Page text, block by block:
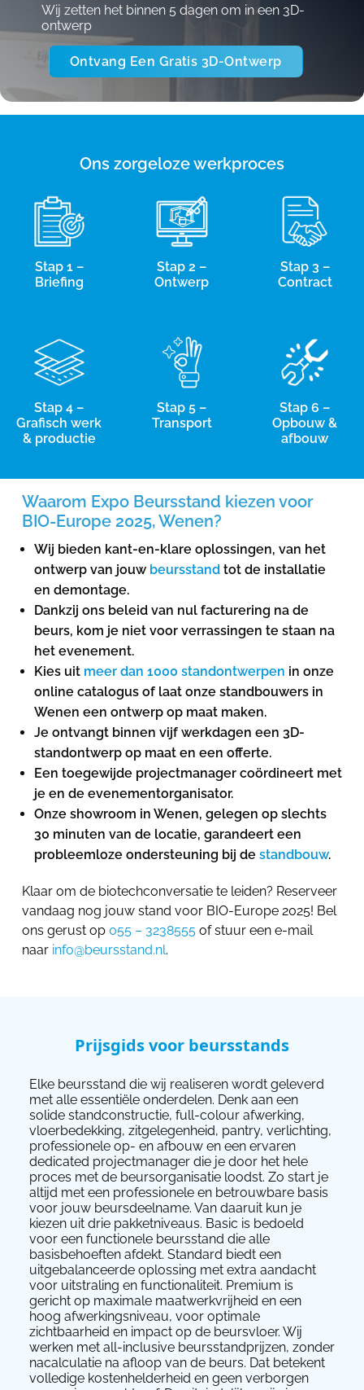
Wij zetten het binnen 5 dagen om in een 3D-
ontwerp
Ontvang Een Gratis 3D-Ontwerp
Ons zorgeloze werkproces
Stap 1 –
Briefing
Stap 2 –
Ontwerp
Stap 3 –
Contract
Stap 4 –
Grafisch werk
& productie
Stap 5 –
Transport
Stap 6 –
Opbouw &
afbouw
Waarom Expo Beursstand kiezen voor
BIO-Europe 2025, Wenen?
Wij bieden kant-en-klare oplossingen, van het
ontwerp van jouw beursstand tot de installatie
en demontage.
Dankzij ons beleid van nul facturering na de
beurs, kom je niet voor verrassingen te staan ​​na
het evenement.
Kies uit meer dan 1000 standontwerpen in onze
online catalogus of laat onze standbouwers in
Wenen een ontwerp op maat maken.
Je ontvangt binnen vijf werkdagen een 3D-
standontwerp op maat en een offerte.
Een toegewijde projectmanager coördineert met
je en de evenementorganisator.
Onze showroom in Wenen, gelegen op slechts
30 minuten van de locatie, garandeert een
probleemloze ondersteuning bij de standbouw.
Klaar om de biotechconversatie te leiden? Reserveer
vandaag nog jouw stand voor BIO-Europe 2025! Bel
ons gerust op 055 – 3238555 of stuur een e-mail
naar info@beursstand.nl.
Prijsgids voor beursstands
Elke beursstand die wij realiseren wordt geleverd
met alle essentiële onderdelen. Denk aan een
solide standconstructie, full-colour afwerking,
vloerbedekking, zitgelegenheid, pantry, verlichting,
professionele op- en afbouw en een ervaren
dedicated projectmanager die je door het hele
proces met de beursorganisatie loodst. Zo start je
altijd met een professionele en betrouwbare basis
voor jouw beursdeelname. Van daaruit kun je
kiezen uit drie pakketniveaus. Basic is bedoeld
voor een functionele beursstand die alle
basisbehoeften afdekt. Standard biedt een
uitgebalanceerde oplossing met extra aandacht
voor uitstraling en functionaliteit. Premium is
gericht op maximale maatwerkvrijheid en een
hoog afwerkingsniveau, voor optimale
zichtbaarheid en impact op de beursvloer. Wij
werken met all-inclusive beursstandprijzen, zonder
nacalculatie na afloop van de beurs. Dat betekent
volledige kostenhelderheid en geen verborgen